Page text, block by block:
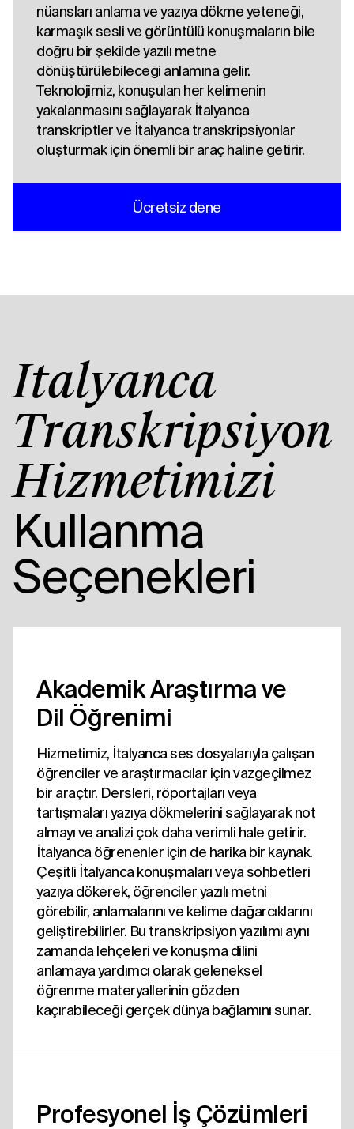
nüansları anlama ve yazıya dökme yeteneği,
karmaşık sesli ve görüntülü konuşmaların bile
doğru bir şekilde yazılı metne
dönüştürülebileceği anlamına gelir.
Teknolojimiz, konuşulan her kelimenin
yakalanmasını sağlayarak İtalyanca
transkriptler ve İtalyanca transkripsiyonlar
oluşturmak için önemli bir araç haline getirir.
Ücretsiz dene
İtalyanca
Transkripsiyon
Hizmetimizi
Kullanma
Seçenekleri
Akademik Araştırma ve
Dil Öğrenimi
Hizmetimiz, İtalyanca ses dosyalarıyla çalışan
öğrenciler ve araştırmacılar için vazgeçilmez
bir araçtır. Dersleri, röportajları veya
tartışmaları yazıya dökmelerini sağlayarak not
almayı ve analizi çok daha verimli hale getirir.
İtalyanca öğrenenler için de harika bir kaynak.
Çeşitli İtalyanca konuşmaları veya sohbetleri
yazıya dökerek, öğrenciler yazılı metni
görebilir, anlamalarını ve kelime dağarcıklarını
geliştirebilirler. Bu transkripsiyon yazılımı aynı
zamanda lehçeleri ve konuşma dilini
anlamaya yardımcı olarak geleneksel
öğrenme materyallerinin gözden
kaçırabileceği gerçek dünya bağlamını sunar.
Profesyonel İş Çözümleri